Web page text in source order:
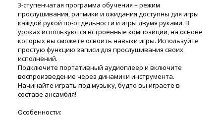
3-ступенчатая программа обучения – режим
прослушивания, ритмики и ожидания доступны для игры
каждой рукой по-отдельности и игры двумя руками. В
уроках используются встроенные композиции, на основе
которых вы сможете освоить навыки игры. Используйте
простую функцию записи для прослушивания своих
исполнений.
Подключите портативный аудиоплеер и включите
воспроизведение через динамики инструмента.
Начинайте играть под музыку, будто вы играете в
составе ансамбля!
Особенности: